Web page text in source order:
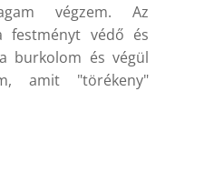
végzem. Az
festményt védő és
burkolom és végül
amit "törékeny"